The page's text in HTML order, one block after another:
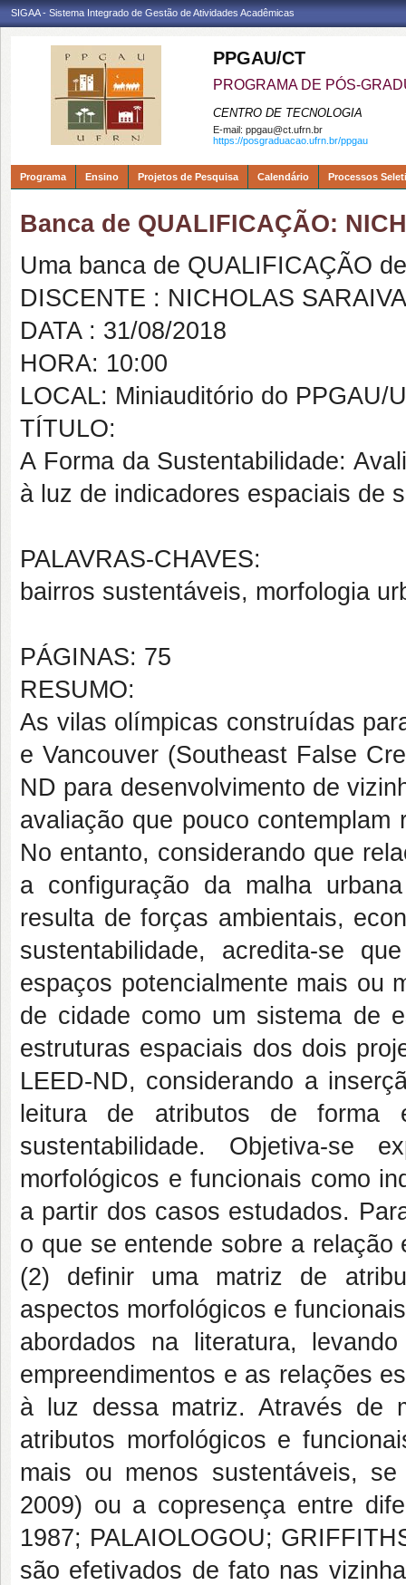
SIGAA - Sistema Integrado de Gestão de Atividades Acadêmicas
PPGAU/CT
PROGRAMA DE PÓS-
CENTRO DE TECNOLOGIA
E-mail: ppgau@ct.ufrn.br
https://posgraduacao.ufrn.br/ppgau
Programa Ensino Projetos de Pesquisa Calendário Processos
Banca de QUALIFICAÇÃO:
Uma banca de QUALIFICAÇÃO
DISCENTE : NICHOLAS
DATA : 31/08/2018
HORA: 10:00
LOCAL: Miniauditório do PPGAU/
TÍTULO:
A Forma da Sustentabilidade:
à luz de indicadores espaciais de
PALAVRAS-CHAVES:
bairros sustentáveis, morfologia
PÁGINAS: 75
RESUMO:
As vilas olímpicas construídas
e Vancouver (Southeast False
ND para desenvolvimento de
avaliação que pouco
No entanto, considerando que
a configuração da malha
resulta de forças ambientais,
sustentabilidade, acredita-se
espaços potencialmente mais ou
de cidade como um sistema de
estruturas espaciais dos dois
LEED-ND, considerando a
leitura de atributos de forma
sustentabilidade. Objetiva-
morfológicos e funcionais como
a partir dos casos estudados.
o que se entende sobre a
(2) definir uma matriz de
aspectos morfológicos e
abordados na literatura,
empreendimentos e as relações
à luz dessa matriz. Através de
atributos morfológicos e
mais ou menos sustentáveis,
2009) ou a copresença entre
1987; PALAIOLOGOU;
são efetivados de fato nas